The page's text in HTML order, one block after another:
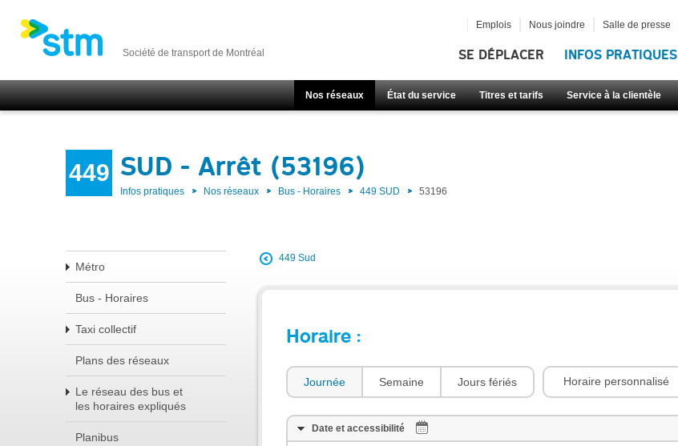
Société de transport de Montréal SE DÉPLACER INFOS PRATIQUES
Nos réseaux État du service Titres et tarifs Service à la clientèle
Emplois Nous joindre Salle de presse
449 SUD - Arrêt (53196)
Infos pratiques Nos réseaux Bus - Horaires 449 SUD 53196
Métro
Bus - Horaires
Taxi collectif
Plans des réseaux
Le réseau des bus et
les horaires expliqués
Planibus
449 Sud
Horaire :
Journée Semaine Jours fériés Horaire personnalisé
Date et accessibilité